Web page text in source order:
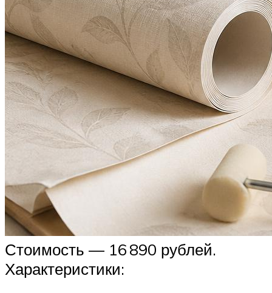
Стоимость — 16 890 рублей.
Характеристики: